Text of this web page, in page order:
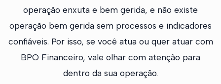
operação enxuta e bem gerida, e não existe
operação bem gerida sem processos e indicadores
confiáveis. Por isso, se você atua ou quer atuar com
BPO Financeiro, vale olhar com atenção para
dentro da sua operação.